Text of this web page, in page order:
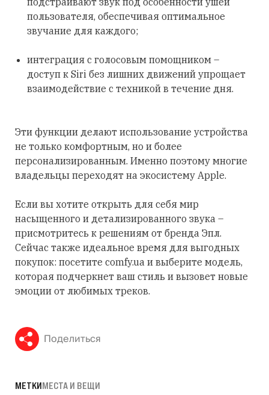
пользователя, обеспечивая оптимальное
звучание для каждого;
интеграция с голосовым помощником –
доступ к Siri без лишних движений упрощает
взаимодействие с техникой в течение дня.
Эти функции делают использование устройства
не только комфортным, но и более
персонализированным. Именно поэтому многие
владельцы переходят на экосистему Apple.
Если вы хотите открыть для себя мир
насыщенного и детализированного звука –
присмотритесь к решениям от бренда Эпл.
Сейчас также идеальное время для выгодных
покупок: посетите comfy.ua и выберите модель,
которая подчеркнет ваш стиль и вызовет новые
эмоции от любимых треков.
Поделиться
МЕТКИМЕСТА И ВЕЩИ